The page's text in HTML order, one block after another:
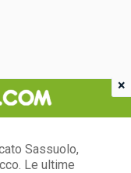
Sassuolo,
Le ultime
×